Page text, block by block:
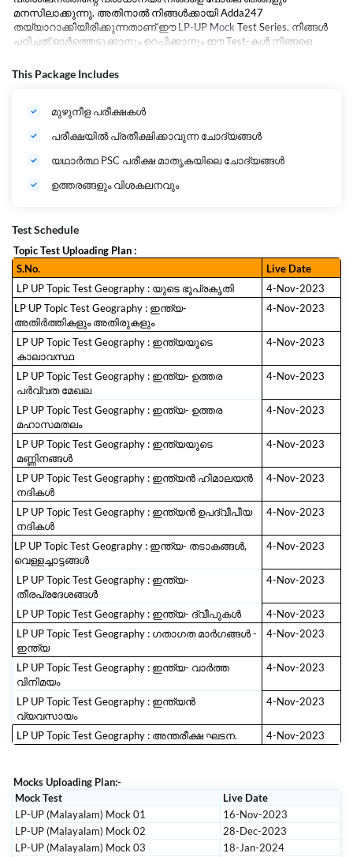
മനസിലാക്കുന്നു. അതിനാൽ നിങ്ങൾക്കായി Adda247
തയ്യാറാക്കിയിരിക്കുന്നതാണ് ഈLP-UP Mock Test Series. നിങ്ങൾ
പഠിച്ചത് ഓർത്തെടുക്കാനും ഉറപ്പിക്കാനും ഈ Test-കൾ നിങ്ങളെ
സിലബസിനും പരീക്ഷ രീതിക്കും അനുസരിച്ച് വിദഗ്ധർ
തയ്യാറാക്കിയ ഈ പരീക്ഷകൾ നിങ്ങളുടെ വിജയം ഉറപ്പാക്കുന്നു .
This Package Includes
മുഴുനീള പരീക്ഷകൾ
പരീക്ഷയിൽ പ്രതീക്ഷിക്കാവുന്ന ചോദ്യങ്ങൾ
യഥാർത്ഥ PSC പരീക്ഷ മാതൃകയിലെ ചോദ്യങ്ങൾ
ഉത്തരങ്ങളും വിശകലനവും
Test Schedule
Topic Test Uploading Plan :
S.No.
Live Date
LP UP Topic Test Geography : യുടെ ഭൂപ്രകൃതി
4-Nov-2023
LP UP Topic Test Geography : ഇന്ത്യ-
അതിർത്തികളും അതിരുകളും
4-Nov-2023
LP UP Topic Test Geography : ഇന്ത്യയുടെ
കാലാവസ്ഥ
4-Nov-2023
LP UP Topic Test Geography : ഇന്ത്യ- ഉത്തര
പർവ്വത മേഖല
4-Nov-2023
LP UP Topic Test Geography : ഇന്ത്യ- ഉത്തര
മഹാസമതലം
4-Nov-2023
LP UP Topic Test Geography : ഇന്ത്യയുടെ
മണ്ണിനങ്ങള്‍
4-Nov-2023
LP UP Topic Test Geography : ഇന്ത്യൻ ഹിമാലയൻ
നദികള്‍
4-Nov-2023
LP UP Topic Test Geography : ഇന്ത്യൻ ഉപദ്വീപീയ
നദികള്‍
4-Nov-2023
LP UP Topic Test Geography : ഇന്ത്യ- തടാകങ്ങൾ,
വെള്ളച്ചാട്ടങ്ങൾ
4-Nov-2023
LP UP Topic Test Geography : ഇന്ത്യ-
തീരപ്രദേശങ്ങൾ
4-Nov-2023
LP UP Topic Test Geography : ഇന്ത്യ- ദ്വീപുകൾ
4-Nov-2023
LP UP Topic Test Geography : ഗതാഗത മാര്‍ഗങ്ങള്‍ -
ഇന്ത്യ
4-Nov-2023
LP UP Topic Test Geography : ഇന്ത്യ- വാർത്ത
വിനിമയം
4-Nov-2023
LP UP Topic Test Geography : ഇന്ത്യൻ
വ്യവസായം
4-Nov-2023
LP UP Topic Test Geography : അന്തരീക്ഷ ഘടന. 4-Nov-2023
Mocks Uploading Plan:-
Mock Test
Live Date
LP-UP (Malayalam) Mock 01
16-Nov-2023
LP-UP (Malayalam) Mock 02
28-Dec-2023
LP-UP (Malayalam) Mock 03
18-Jan-2024